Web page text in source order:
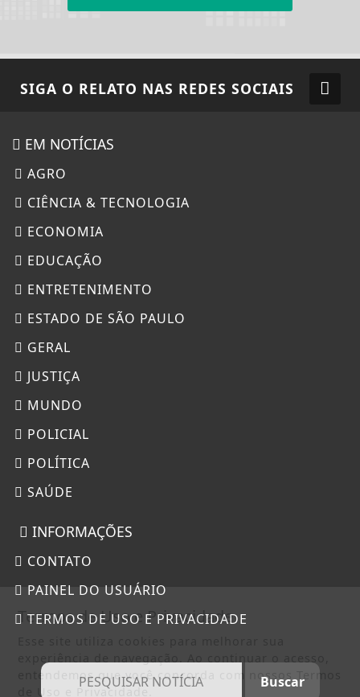
SIGA O RELATO NAS REDES SOCIAIS
EM NOTÍCIAS
AGRO
CIÊNCIA & TECNOLOGIA
ECONOMIA
EDUCAÇÃO
ENTRETENIMENTO
ESTADO DE SÃO PAULO
GERAL
JUSTIÇA
MUNDO
POLICIAL
POLÍTICA
SAÚDE
INFORMAÇÕES
CONTATO
PAINEL DO USUÁRIO
TERMOS DE USO E PRIVACIDADE
Termos de Uso e Privacidade
entendemos que você concorda com nossos Termos
de Uso e Privacidade.